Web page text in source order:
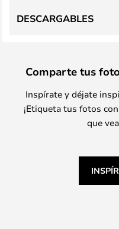
DESCARGABLES
Comparte tus
Inspírate y déjate
¡Etiqueta tus fotos
que